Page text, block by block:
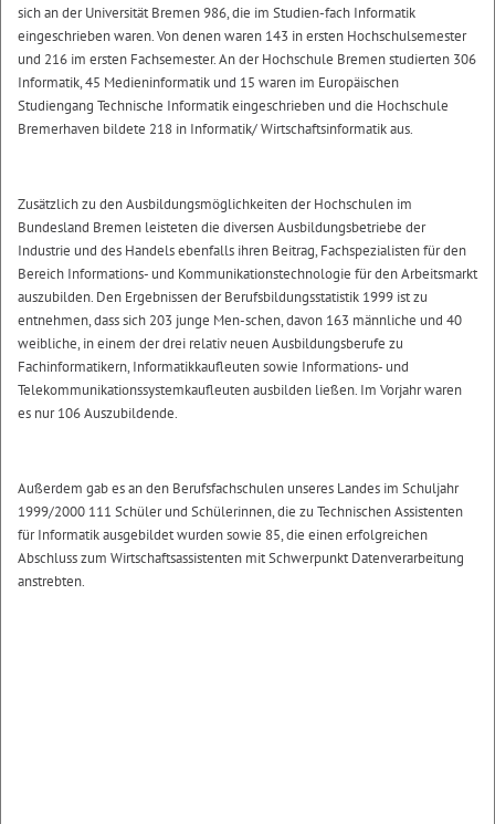
sich an der Universität Bremen 986, die im Studien-fach Informatik
eingeschrieben waren. Von denen waren 143 in ersten Hochschulsemester
und 216 im ersten Fachsemester. An der Hochschule Bremen studierten 306
Informatik, 45 Medieninformatik und 15 waren im Europäischen
Studiengang Technische Informatik eingeschrieben und die Hochschule
Bremerhaven bildete 218 in Informatik/ Wirtschaftsinformatik aus.
Zusätzlich zu den Ausbildungsmöglichkeiten der Hochschulen im
Bundesland Bremen leisteten die diversen Ausbildungsbetriebe der
Industrie und des Handels ebenfalls ihren Beitrag, Fachspezialisten für den
Bereich Informations- und Kommunikationstechnologie für den Arbeitsmarkt
auszubilden. Den Ergebnissen der Berufsbildungsstatistik 1999 ist zu
entnehmen, dass sich 203 junge Men-schen, davon 163 männliche und 40
weibliche, in einem der drei relativ neuen Ausbildungsberufe zu
Fachinformatikern, Informatikkaufleuten sowie Informations- und
Telekommunikationssystemkaufleuten ausbilden ließen. Im Vorjahr waren
es nur 106 Auszubildende.
Außerdem gab es an den Berufsfachschulen unseres Landes im Schuljahr
1999/2000 111 Schüler und Schülerinnen, die zu Technischen Assistenten
für Informatik ausgebildet wurden sowie 85, die einen erfolgreichen
Abschluss zum Wirtschaftsassistenten mit Schwerpunkt Datenverarbeitung
anstrebten.